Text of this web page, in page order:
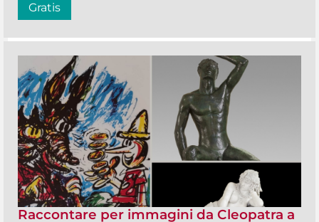
Gratis
Raccontare per immagini da Cleopatra a